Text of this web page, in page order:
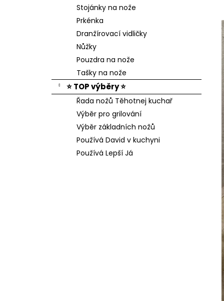
Stojánky na nože
Prkénka
Dranžírovací vidličky
Nůžky
Pouzdra na nože
Tašky na nože
⭐ TOP výběry ⭐
Řada nožů Těhotnej kuchař
Výběr pro grilování
Výběr základních nožů
Používá David v kuchyni
Používá Lepší Já